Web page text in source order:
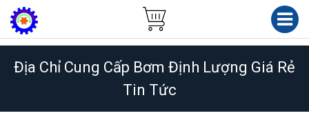
Địa Chỉ Cung Cấp Bơm Định Lượng Giá Rẻ
Tin Tức